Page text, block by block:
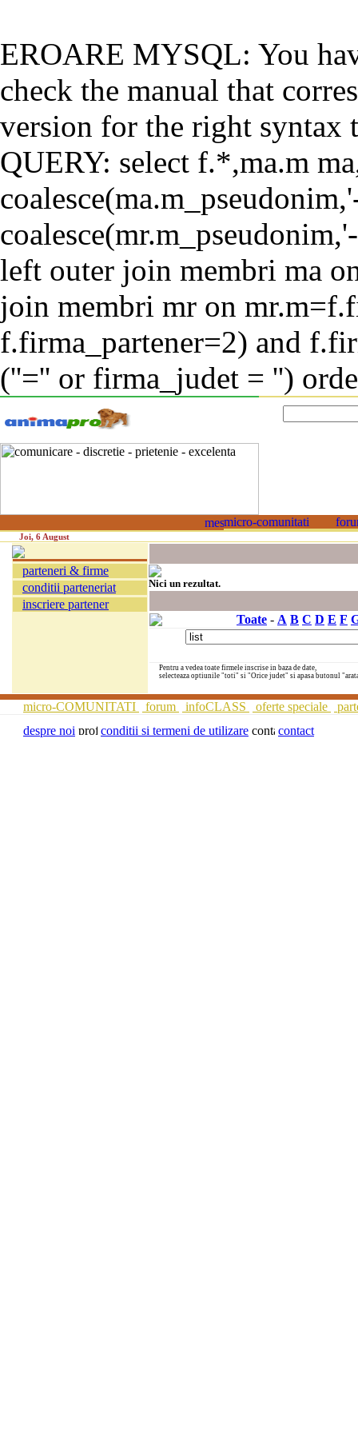
EROARE MYSQL: You
check the manual that
version for the right syntax
QUERY: select f.*,ma.m
left outer join membri ma
join membri mr on
f.firma_partener=2) and
(''='' or firma_judet = '')
Joi, 6 August
parteneri & firme
conditii parteneriat
inscriere partener
Nici un rezultat.
Toate - A B C D E F
Pentru a vedea toate firmele inscrise in baza de date,
selecteaza optiunile "toti" si "Orice judet" si apasa butonul
micro-COMUNITATI forum infoCLASS oferte speciale
despre noi
conditii si termeni de utilizare contact